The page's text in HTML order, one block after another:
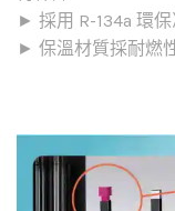
► 採用 R-134a 環
► 保溫材質採耐燃